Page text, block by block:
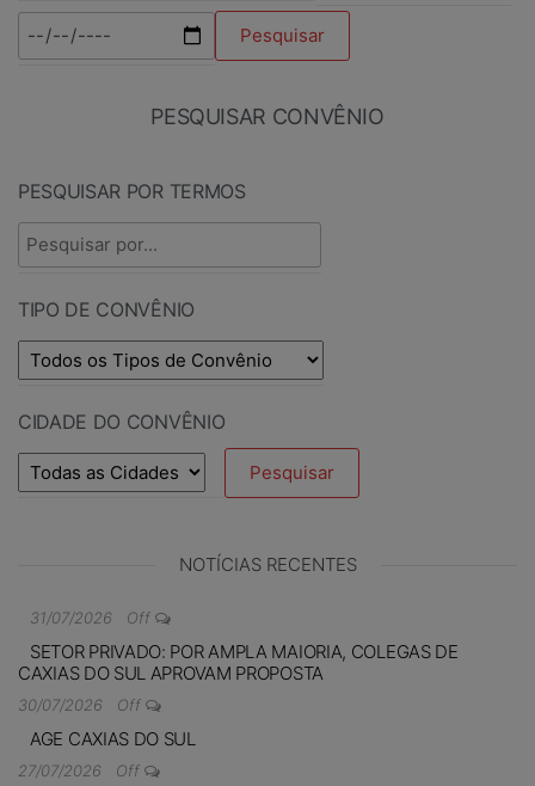
PESQUISAR CONVÊNIO
PESQUISAR POR TERMOS
TIPO DE CONVÊNIO
CIDADE DO CONVÊNIO
NOTÍCIAS RECENTES
31/07/2026 Off
SETOR PRIVADO: POR AMPLA MAIORIA, COLEGAS DE
CAXIAS DO SUL APROVAM PROPOSTA
30/07/2026 Off
AGE CAXIAS DO SUL
27/07/2026 Off